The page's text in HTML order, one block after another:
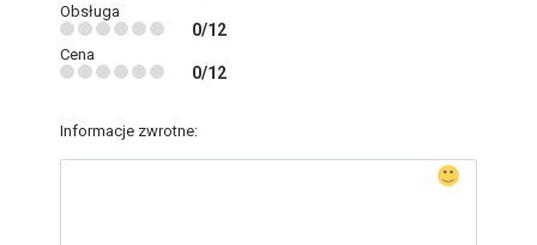
Obsługa
0/12
Cena
0/12
Informacje zwrotne: